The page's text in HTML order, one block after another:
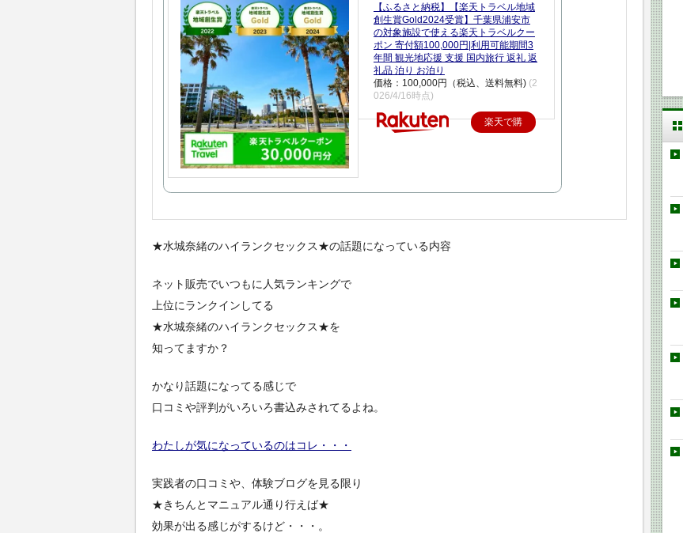
【ふるさと納税】【楽天トラベル地域
創生賞Gold2024受賞】千葉県浦安市
の対象施設で使える楽天トラベルクー
ポン 寄付額100,000円|利用可能期間3
年間 観光地応援 支援 国内旅行 返礼 返
礼品 泊り お泊り
価格：100,000円（税込、送料無料) (2
026/4/16時点)
楽天で購
★水城奈緒のハイランクセックス★の話題になっている内容
ネット販売でいつもに人気ランキングで
上位にランクインしてる
★水城奈緒のハイランクセックス★を
知ってますか？
かなり話題になってる感じで
口コミや評判がいろいろ書込みされてるよね。
わたしが気になっているのはコレ・・・
実践者の口コミや、体験ブログを見る限り
★きちんとマニュアル通り行えば★
効果が出る感じがするけど・・・。